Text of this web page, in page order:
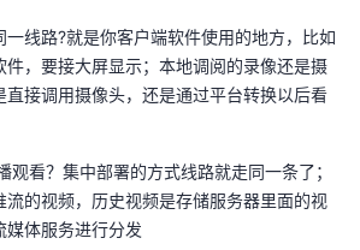
一线路?就是你客户端软件使用的地方，比如
件，要接大屏显示；本地调阅的录像还是摄
直接调用摄像头，还是通过平台转换以后看
观看？集中部署的方式线路就走同一条了；
流的视频，历史视频是存储服务器里面的视
媒体服务进行分发